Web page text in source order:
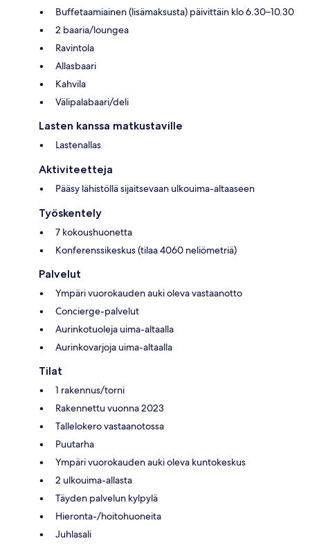
Buffetaamiainen (lisämaksusta) päivittäin klo 6.30–10.30
2 baaria/loungea
Ravintola
Allasbaari
Kahvila
Välipalabaari/deli
Lasten kanssa matkustaville
Lastenallas
Aktiviteetteja
Pääsy lähistöllä sijaitsevaan ulkouima-altaaseen
Työskentely
7 kokoushuonetta
Konferenssikeskus (tilaa 4060 neliömetriä)
Palvelut
Ympäri vuorokauden auki oleva vastaanotto
Concierge-palvelut
Aurinkotuoleja uima-altaalla
Aurinkovarjoja uima-altaalla
Tilat
1 rakennus/torni
Rakennettu vuonna 2023
Tallelokero vastaanotossa
Puutarha
Ympäri vuorokauden auki oleva kuntokeskus
2 ulkouima-allasta
Täyden palvelun kylpylä
Hieronta-/hoitohuoneita
Juhlasali